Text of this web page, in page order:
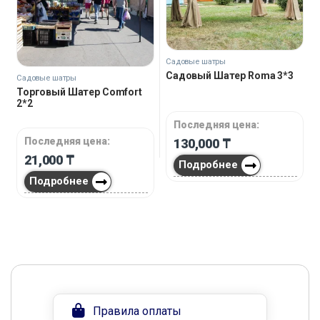
Садовые шатры
Торговый Шатер Comfort
2*2
Последняя цена:
21,000 ₸
Подробнее
Садовые шатры
Садовый Шатер Roma 3*3
Последняя цена:
130,000 ₸
Подробнее
Правила оплаты